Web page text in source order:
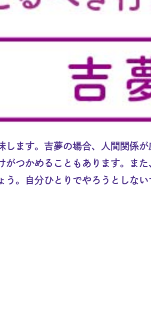
ます。吉夢の場合、人間関係
がつかめることもあります。ま
。自分ひとりでやろうとしな